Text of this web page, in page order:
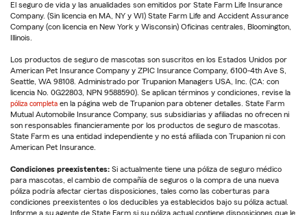
El seguro de vida y las anualidades son emitidos por State Farm Life Insurance
Company. (Sin licencia en MA, NY y WI) State Farm Life and Accident Assurance
Company (con licencia en New York y Wisconsin) Oficinas centrales, Bloomington,
Illinois.
Los productos de seguro de mascotas son suscritos en los Estados Unidos por
American Pet Insurance Company y ZPIC Insurance Company, 6100-4th Ave S,
Seattle, WA 98108. Administrado por Trupanion Managers USA, Inc. (CA: con
licencia No. 0G22803, NPN 9588590). Se aplican términos y condiciones, revise la
póliza completa en la página web de Trupanion para obtener detalles. State Farm
Mutual Automobile Insurance Company, sus subsidiarias y afiliadas no ofrecen ni
son responsables financieramente por los productos de seguro de mascotas.
State Farm es una entidad independiente y no está afiliada con Trupanion ni con
American Pet Insurance.
Condiciones preexistentes: Si actualmente tiene una póliza de seguro médico
para mascotas, el cambio de compañía de seguros o la compra de una nueva
póliza podría afectar ciertas disposiciones, tales como las coberturas para
condiciones preexistentes o los deducibles ya establecidos bajo su póliza actual.
Informe a su agente de State Farm si su póliza actual contiene disposiciones que le